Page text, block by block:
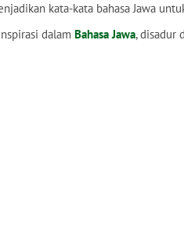
kata-kata bahasa Jawa
dalam Bahasa Jawa, disadur